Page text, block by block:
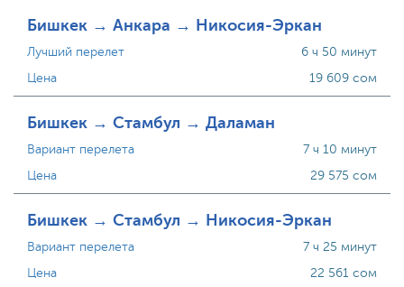
Бишкек → Анкара → Никосия-Эркан
Лучший перелет
Цена
6 ч 50 минут
19 609 сом
Бишкек → Стамбул → Даламан
Вариант перелета
Цена
7 ч 10 минут
29 575 сом
Бишкек → Стамбул → Никосия-Эркан
Вариант перелета
Цена
7 ч 25 минут
22 561 сом